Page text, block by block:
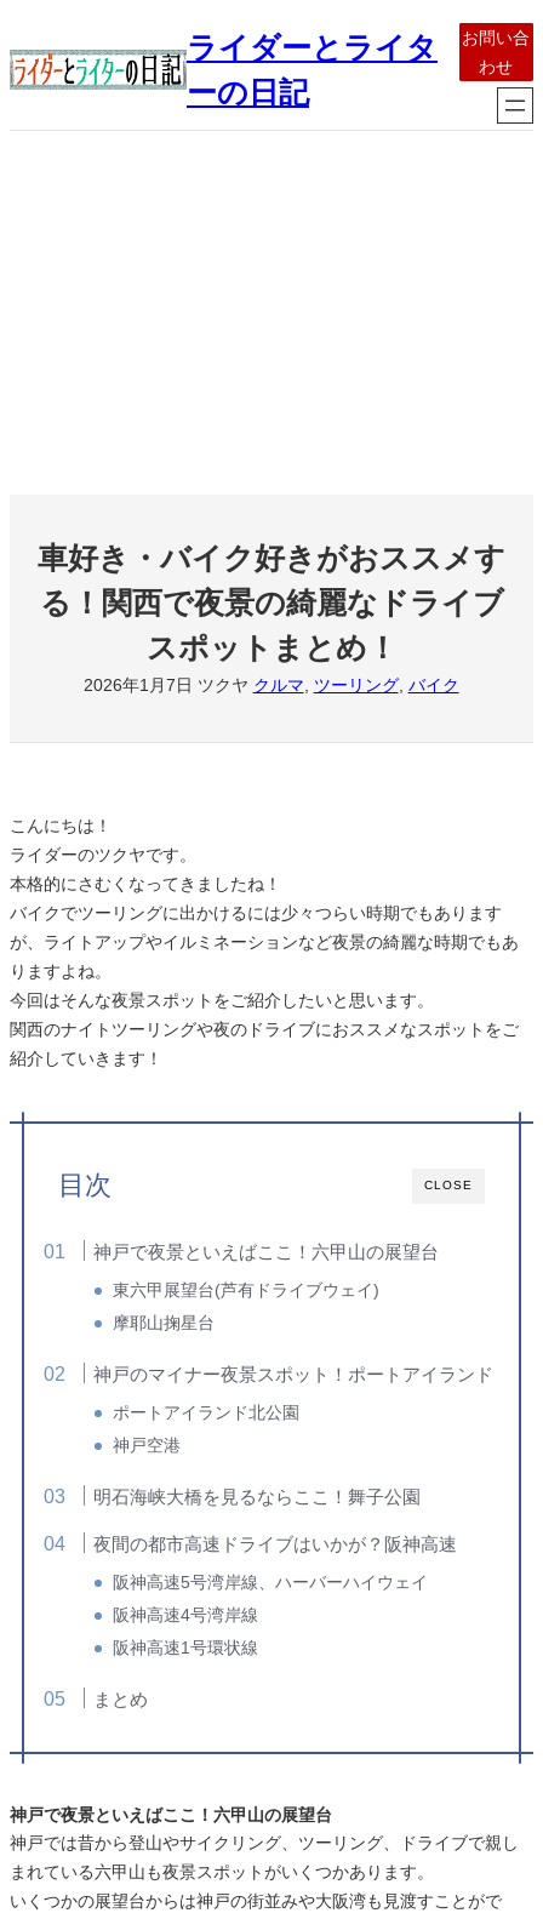
容
を
ライダーとライタ
ーの日記
お問い合
わせ
車好き・バイク好きがおススメす
る！関西で夜景の綺麗なドライブ
スポットまとめ！
2026年1月7日 ツクヤ クルマ, ツーリング, バイク
こんにちは！
ライダーのツクヤです。
本格的にさむくなってきましたね！
バイクでツーリングに出かけるには少々つらい時期でもあります
が、ライトアップやイルミネーションなど夜景の綺麗な時期でもあ
りますよね。
今回はそんな夜景スポットをご紹介したいと思います。
関西のナイトツーリングや夜のドライブにおススメなスポットをご
紹介していきます！
CLOSE
目次
神戸で夜景といえばここ！六甲山の展望台
東六甲展望台(芦有ドライブウェイ)
摩耶山掬星台
神戸のマイナー夜景スポット！ポートアイランド
ポートアイランド北公園
神戸空港
明石海峡大橋を見るならここ！舞子公園
夜間の都市高速ドライブはいかが？阪神高速
阪神高速5号湾岸線、ハーバーハイウェイ
阪神高速4号湾岸線
阪神高速1号環状線
まとめ
神戸で夜景といえばここ！六甲山の展望台
神戸では昔から登山やサイクリング、ツーリング、ドライブで親し
まれている六甲山も夜景スポットがいくつかあります。
いくつかの展望台からは神戸の街並みや大阪湾も見渡すことがで